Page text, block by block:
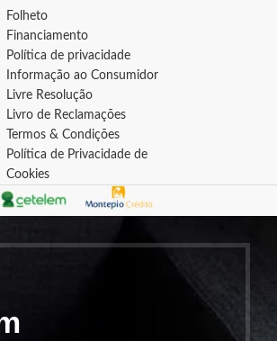
Folheto
Financiamento
Política de privacidade
Informação ao Consumidor
Livre Resolução
Livro de Reclamações
Termos & Condições
Política de Privacidade de
Cookies